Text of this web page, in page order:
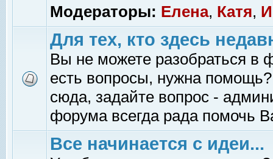
Модераторы: Елена, Катя,
Для тех, кто здесь
Вы не можете разобраться в
есть вопросы, нужна помощь?
сюда, задайте вопрос -
форума всегда рада помочь
Все начинается с идеи...